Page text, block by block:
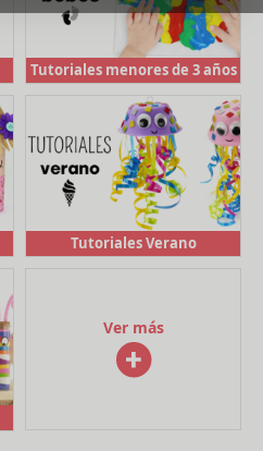
Tutoriales menores de 3 años
Tutoriales Verano
Ver más